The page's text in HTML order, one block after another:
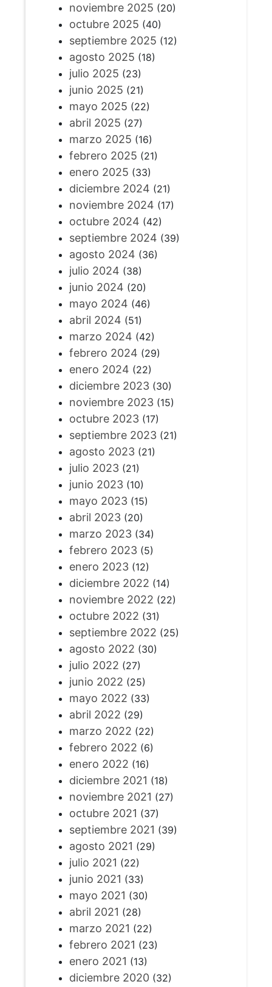
noviembre 2025 (20)
octubre 2025 (40)
septiembre 2025 (12)
agosto 2025 (18)
julio 2025 (23)
junio 2025 (21)
mayo 2025 (22)
abril 2025 (27)
marzo 2025 (16)
febrero 2025 (21)
enero 2025 (33)
diciembre 2024 (21)
noviembre 2024 (17)
octubre 2024 (42)
septiembre 2024 (39)
agosto 2024 (36)
julio 2024 (38)
junio 2024 (20)
mayo 2024 (46)
abril 2024 (51)
marzo 2024 (42)
febrero 2024 (29)
enero 2024 (22)
diciembre 2023(30)
noviembre 2023(15)
octubre 2023(17)
septiembre 2023(21)
agosto 2023(21)
julio 2023(21)
junio 2023(10)
mayo 2023(15)
abril 2023(20)
marzo 2023(34)
febrero 2023(5)
enero 2023(12)
diciembre 2022 (14)
noviembre 2022 (22)
octubre 2022 (31)
septiembre 2022 (25)
agosto 2022 (30)
julio 2022 (27)
junio 2022 (25)
mayo 2022 (33)
abril 2022 (29)
marzo 2022 (22)
febrero 2022 (6)
enero 2022 (16)
diciembre 2021 (18)
noviembre 2021 (27)
octubre 2021 (37)
septiembre 2021 (39)
agosto 2021 (29)
julio 2021 (22)
junio 2021 (33)
mayo 2021 (30)
abril 2021 (28)
marzo 2021 (22)
febrero 2021 (23)
enero 2021 (13)
diciembre 2020(32)